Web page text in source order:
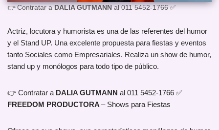
👉 Contratar aDALIA GUTMANNal 011 5452-1766 ✅
Actriz, locutora y humorista es una de las referentes del humor
y el Stand UP. Una excelente propuesta para fiestas y eventos
tanto Sociales como Empresariales. Realiza un show de humor,
stand up y monólogos para todo tipo de público.
👉 Contratar a DALIA GUTMANN al 011 5452-1766 ✅
FREEDOM PRODUCTORA – Shows para Fiestas